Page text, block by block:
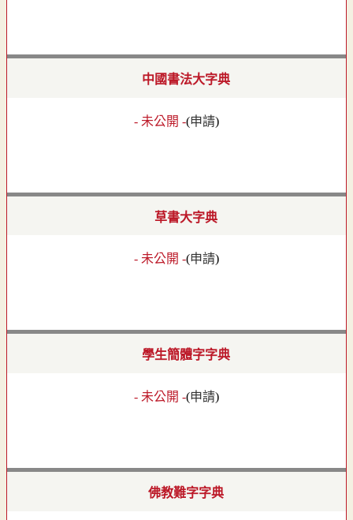
中國書法大字典
- 未公開 -(申請)
草書大字典
- 未公開 -(申請)
學生簡體字字典
- 未公開 -(申請)
佛教難字字典